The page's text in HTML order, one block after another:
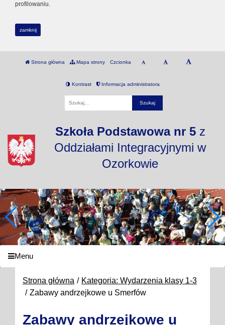
profilowaniu.
zamknij
Strona główna Mapa strony Czcionka
Kontrast Informacja administratora
Szkoła Podstawowa nr 5z
Oddziałami Integracyjnymi w
Ozorkowie
Menu
Strona główna
Kategoria: Wydarzenia klasy 1-3
Zabawy andrzejkowe u Smerfów
Zabawy andrzejkowe u